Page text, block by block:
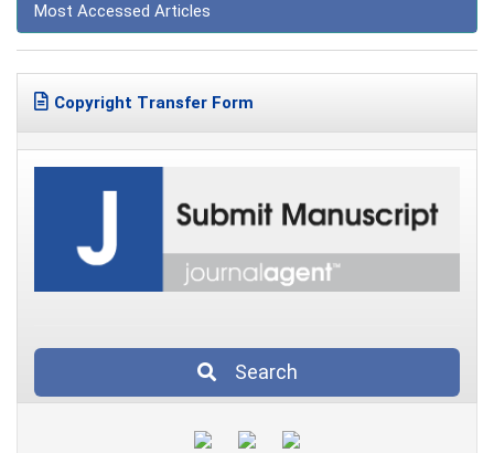
Most Accessed Articles
Copyright Transfer Form
Search